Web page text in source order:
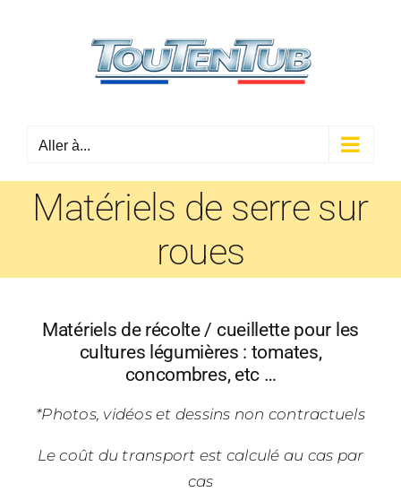
Aller à...
Matériels de serre sur
roues
Matériels de récolte / cueillette pour les
cultures légumières : tomates,
concombres, etc …
*Photos, vidéos et dessins non contractuels
Le coût du transport est calculé au cas par
cas